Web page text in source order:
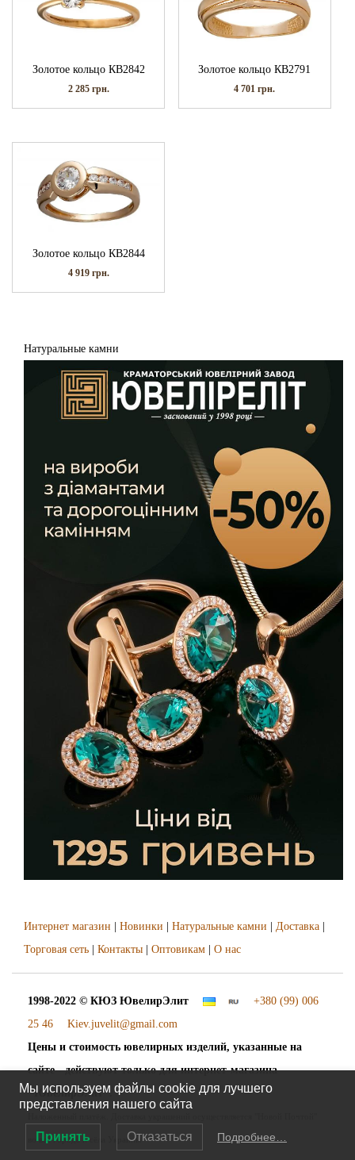
Золотое кольцо КВ2842
2 285 грн.
Золотое кольцо КВ2791
4 701грн.
Золотое кольцо КВ2844
4 919 грн.
Натуральные камни
Интернет магазин Новинки Натуральные камни Доставка
Торговая сеть
Контакты Оптовикам О нас
1998-2022 © КЮЗ ЮвелирЭлит
+380 (99) 006
25 46
Kiev.juvelit@gmail.com
Цены и стоимость ювелирных изделий, указанные на
сайте - действуют только для интернет-магазина
"ЮвелирЭлит".
во все города и сёла Украины
Мы используем файлы cookie для лучшего
представления нашего сайта
Принять Отказаться Подробнее…